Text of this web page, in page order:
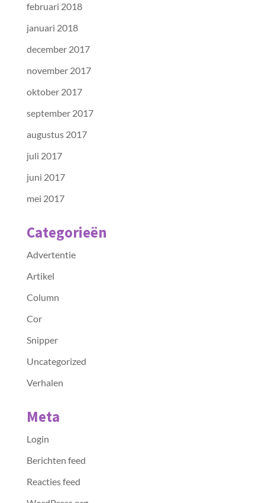
februari 2018
januari 2018
december 2017
november 2017
oktober 2017
september 2017
augustus 2017
juli 2017
juni 2017
mei 2017
Categorieën
Advertentie
Artikel
Column
Cor
Snipper
Uncategorized
Verhalen
Meta
Login
Berichten feed
Reacties feed